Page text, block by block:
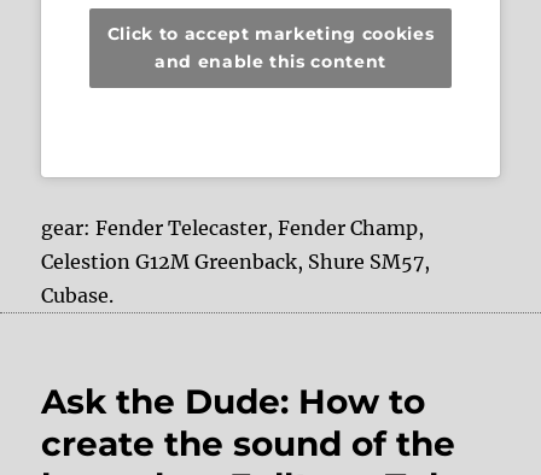
Click to accept marketing cookies
and enable this content
gear: Fender Telecaster, Fender Champ,
Celestion G12M Greenback, Shure SM57,
Cubase.
Ask the Dude: How to
create the sound of the